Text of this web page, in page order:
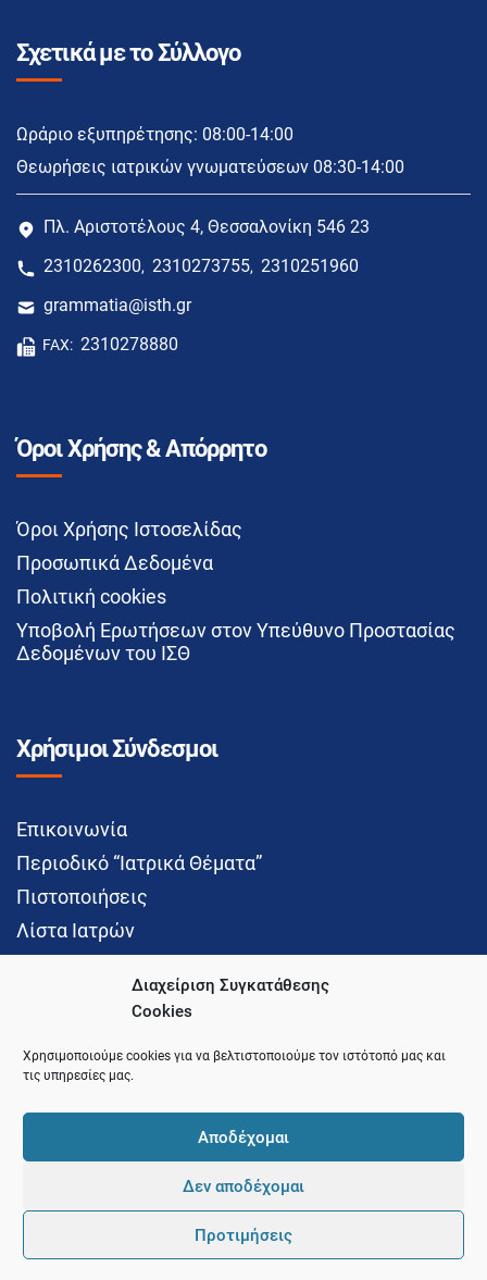
Διαχείριση Συγκατάθεσης
Cookies
Χρησιμοποιούμε cookies για να βελτιστοποιούμε τον ιστότοπό μας και
τις υπηρεσίες μας.
Αποδέχομαι
Δεν αποδέχομαι
Προτιμήσεις
Σχετικά με το Σύλλογο
Ωράριο εξυπηρέτησης: 08:00-14:00
Θεωρήσεις ιατρικών γνωματεύσεων 08:30-14:00
Πλ. Αριστοτέλους 4, Θεσσαλονίκη 546 23
2310262300, 2310273755, 2310251960
grammatia@isth.gr
FAX: 2310278880
Όροι Χρήσης & Απόρρητο
Όροι Χρήσης Ιστοσελίδας
Προσωπικά Δεδομένα
Πολιτική cookies
Υποβολή Ερωτήσεων στον Υπεύθυνο Προστασίας
Δεδομένων του ΙΣΘ
Χρήσιμοι Σύνδεσμοι
Επικοινωνία
Περιοδικό “Ιατρικά Θέματα”
Πιστοποιήσεις
Λίστα Ιατρών
Social Media
© 2021 Ιατρικός Σύλλογος Θεσσαλονίκης
Development and Hosting byPointer